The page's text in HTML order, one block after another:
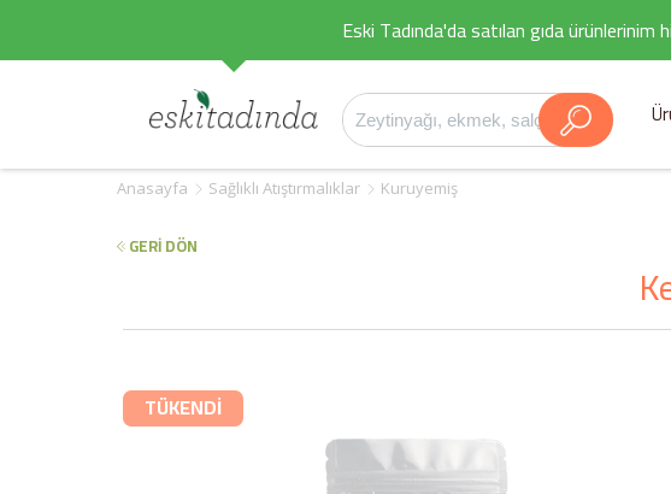
Eski Tadında'da satılan gıda
Anasayfa Sağlıklı Atıştırmalıklar Kuruyemiş
GERİ DÖN
TÜKENDİ